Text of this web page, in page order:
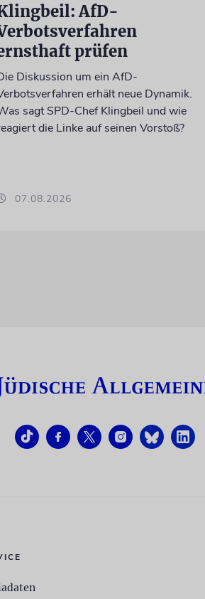
AfD-
prüfen
Diskussion um ein AfD-
erhält neue Dynamik.
sagt SPD-Chef Klingbeil und wie
die Linke auf seinen Vorstoß?
07.08.2026